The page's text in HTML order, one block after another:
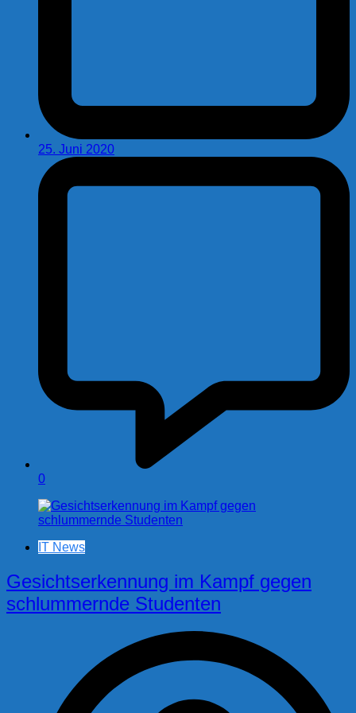
25. Juni 2020
0
IT News
Gesichtserkennung im Kampf gegen
schlummernde Studenten